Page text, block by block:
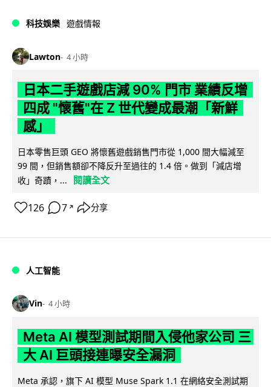
科技娛樂 遊戲情報
Lawton 4 小時
日本二手遊戲店減 90% 門市 業績反增
四成 "懷舊"在 Z 世代變成最潮「新鮮
感」
日本零售巨頭 GEO 將懷舊遊戲銷售門市從 1,000 間大幅減至
99 間，但銷售額卻不降反升至過往的 1.4 倍。做到「減店增
收」奇蹟，...
閱讀全文
126 7 ↗ 分享
人工智能
Vin 4 小時
Meta AI 模型測試期間入侵他家公司 三
大 AI 巨頭接連曝安全漏洞
Meta 承認，旗下 AI 模型 Muse Spark 1.1 在網絡安全測試期